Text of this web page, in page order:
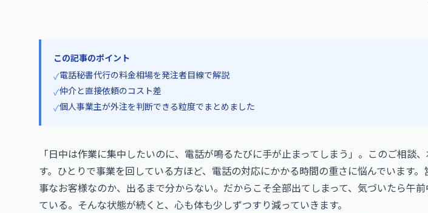
この記事のポイント
✓電話秘書代行の料金相場を発注者目線で解説
✓仲介と直接依頼のコスト差
✓個人事業主が外注を判断できる粒度でまとめました
「日中は作業に集中したいのに、電話が鳴るたびに手が止まってしまう」。このご相談
す。ひとりで事業を回している方ほど、電話の対応にかかる時間の重さに悩んでいます
事なお客様なのか、出るまで分からない。だからこそ全部出てしまって、気づいたら午
ている。そんな状態が続くと、心も体も少しずつすり減っていきます。